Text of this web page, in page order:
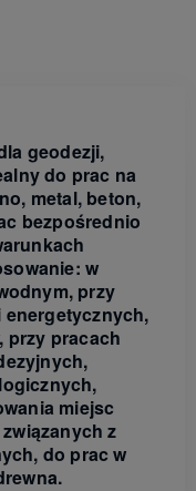
geodezji,
do prac na
metal, beton,
bezpośrednio
w
przy
przy pracach
miejsc
z
do prac w